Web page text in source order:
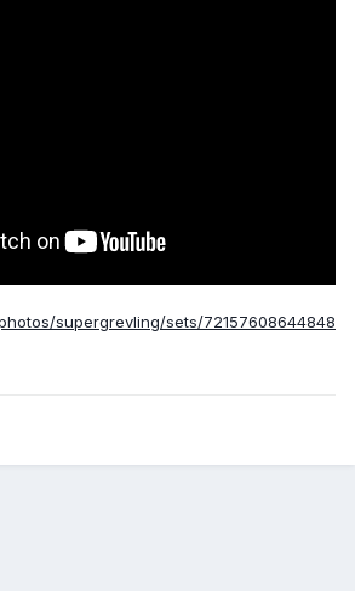
supergrevling/sets/72157608644848